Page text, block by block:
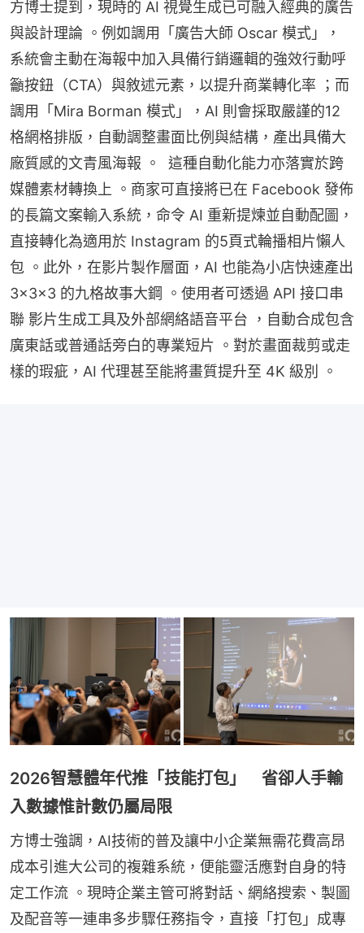
方博士提到，現時的 AI 視覺生成已可融入經典的廣告
與設計理論 。例如調用「廣告大師 Oscar 模式」，
系統會主動在海報中加入具備行銷邏輯的強效行動呼
籲按鈕（CTA）與敘述元素，以提升商業轉化率 ；而
調用「Mira Borman 模式」，AI 則會採取嚴謹的12
格網格排版，自動調整畫面比例與結構，產出具備大
廠質感的文青風海報 。  這種自動化能力亦落實於跨
媒體素材轉換上 。商家可直接將已在 Facebook 發佈
的長篇文案輸入系統，命令 AI 重新提煉並自動配圖，
直接轉化為適用於 Instagram 的5頁式輪播相片懶人
包 。此外，在影片製作層面，AI 也能為小店快速產出
3×3×3 的九格故事大鋼 。使用者可透過 API 接口串
聯 影片生成工具及外部網絡語音平台 ，自動合成包含
廣東話或普通話旁白的專業短片 。對於畫面裁剪或走
樣的瑕疵，AI 代理甚至能將畫質提升至 4K 級別 。
2026智慧體年代推「技能打包」 省卻人手輸
入數據惟計數仍屬局限
方博士強調，AI技術的普及讓中小企業無需花費高昂
成本引進大公司的複雜系統，便能靈活應對自身的特
定工作流 。現時企業主管可將對話、網絡搜索、製圖
及配音等一連串多步驟任務指令，直接「打包」成專